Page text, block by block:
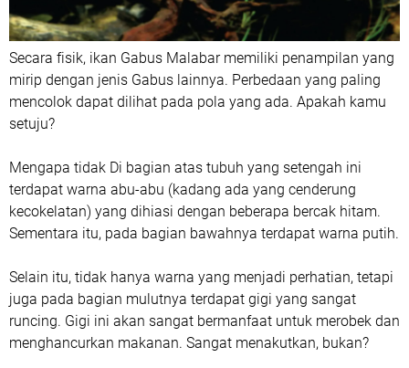
Secara fisik, ikan Gabus Malabar memiliki penampilan yang
mirip dengan jenis Gabus lainnya. Perbedaan yang paling
mencolok dapat dilihat pada pola yang ada. Apakah kamu
setuju?
Mengapa tidak Di bagian atas tubuh yang setengah ini
terdapat warna abu-abu (kadang ada yang cenderung
kecokelatan) yang dihiasi dengan beberapa bercak hitam.
Sementara itu, pada bagian bawahnya terdapat warna putih.
Selain itu, tidak hanya warna yang menjadi perhatian, tetapi
juga pada bagian mulutnya terdapat gigi yang sangat
runcing. Gigi ini akan sangat bermanfaat untuk merobek dan
menghancurkan makanan. Sangat menakutkan, bukan?